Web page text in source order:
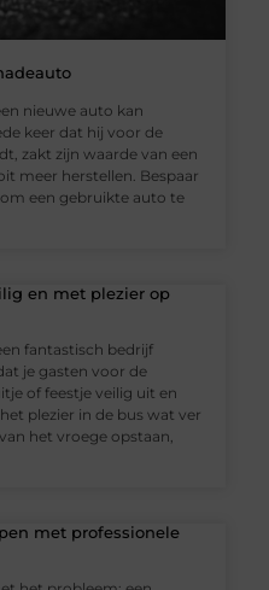
nieuwe auto kan
keer dat hij voor de
zakt zijn waarde van een
meer herstellen. Bespaar
een gebruikte auto te
en met plezier op
fantastisch bedrijf
je gasten voor de
of feestje veilig uit en
plezier in de bus wat ver
het vroege opstaan,
met professionele